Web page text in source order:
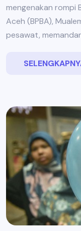
mengenakan rompi
Aceh (BPBA),
pesawat,